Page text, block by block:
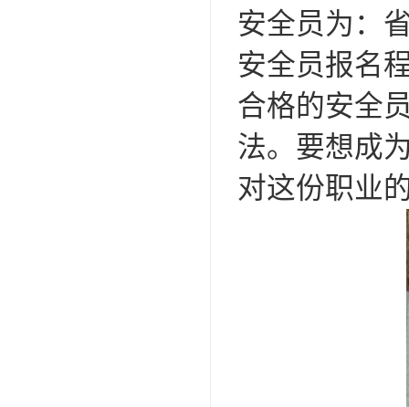
安全员为：
安全员报名
合格的安全
法。要想成
对这份职业